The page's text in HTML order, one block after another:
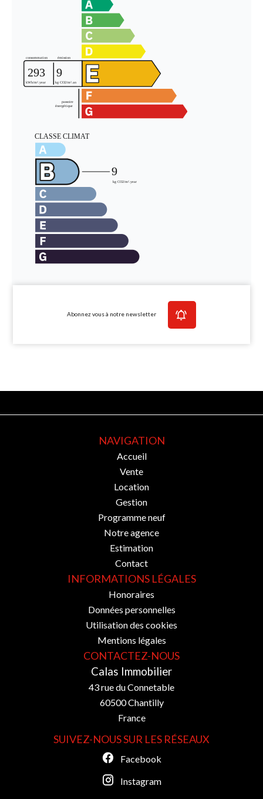
Abonnez vous à notre newsletter
NAVIGATION
Accueil
Vente
Location
Gestion
Programme neuf
Notre agence
Estimation
Contact
INFORMATIONS LÉGALES
Honoraires
Données personnelles
Utilisation des cookies
Mentions légales
CONTACTEZ-NOUS
Calas Immobilier
43 rue du Connetable
60500Chantilly
France
SUIVEZ-NOUS SUR LES RÉSEAUX
Facebook
Instagram